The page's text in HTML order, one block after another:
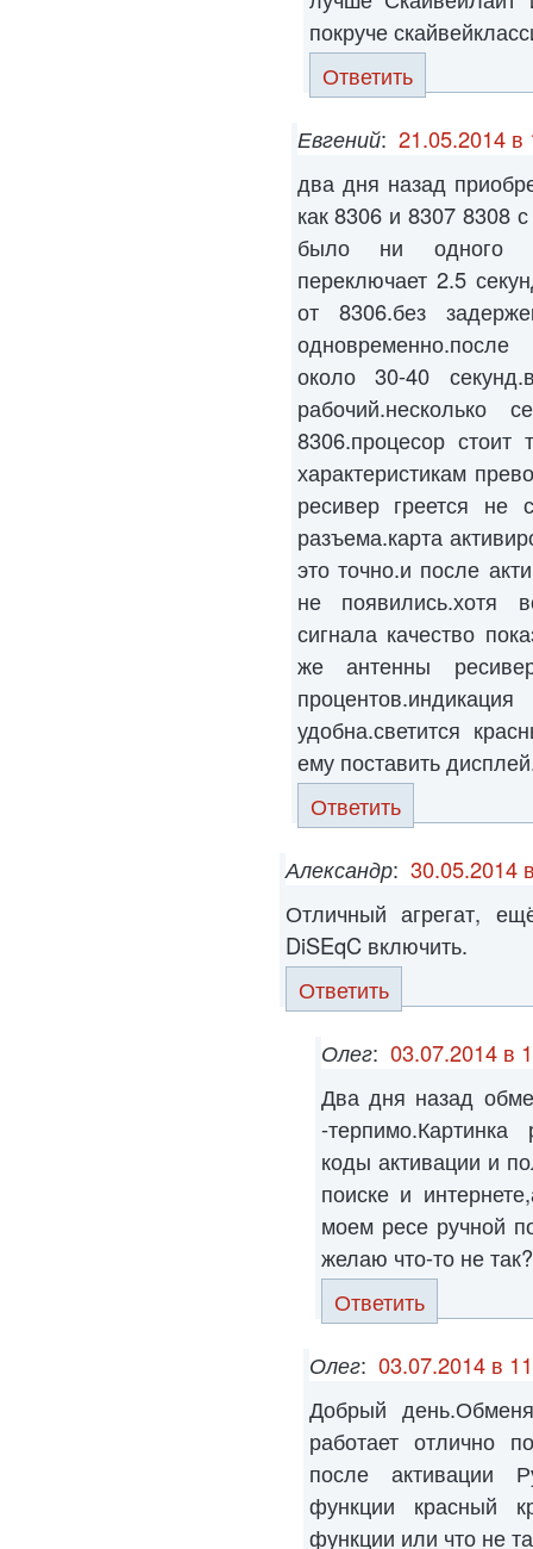
покруче
Ответить
Евгений: 21.05.2014 в
два дня назад
как 8306 и 8307 8308
было ни одного
переключает 2.5
от 8306.без
около 30-40
рабочий.несколько
8306.процесор
характеристикам
ресивер греется не
разъема.карта
это точно.и после
не появились.хотя
сигнала качество
же антенны
удобна.светится
ему поставить
Ответить
Александр: 30.05.2014
Отличный агрегат,
DiSEqC включить.
Ответить
Олег: 03.07.2014 в
Два дня назад
-
коды активации и
поиске и
моем ресе ручной
желаю что-то не так?
Ответить
Олег: 03.07.2014 в
Добрый
работает отлично
после активации
функции красный
функции или что не